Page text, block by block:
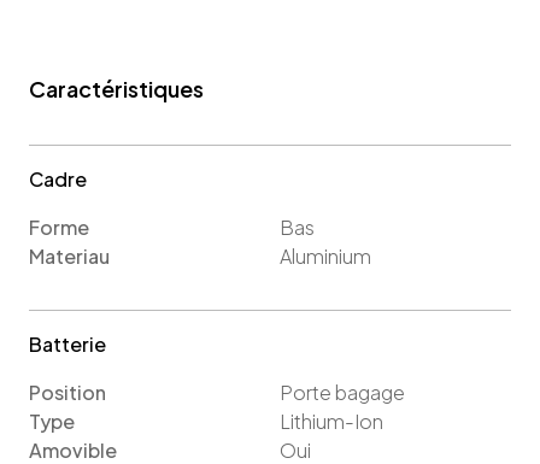
Caractéristiques
Cadre
Forme
Bas
Materiau
Aluminium
Batterie
Position
Porte bagage
Type
Lithium-Ion
Amovible
Oui